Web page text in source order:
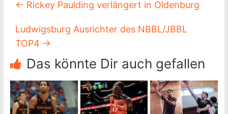
← Rickey Paulding verlängert in Oldenburg
Ludwigsburg Ausrichter des NBBL/JBBL
TOP4 →
Das könnte Dir auch gefallen